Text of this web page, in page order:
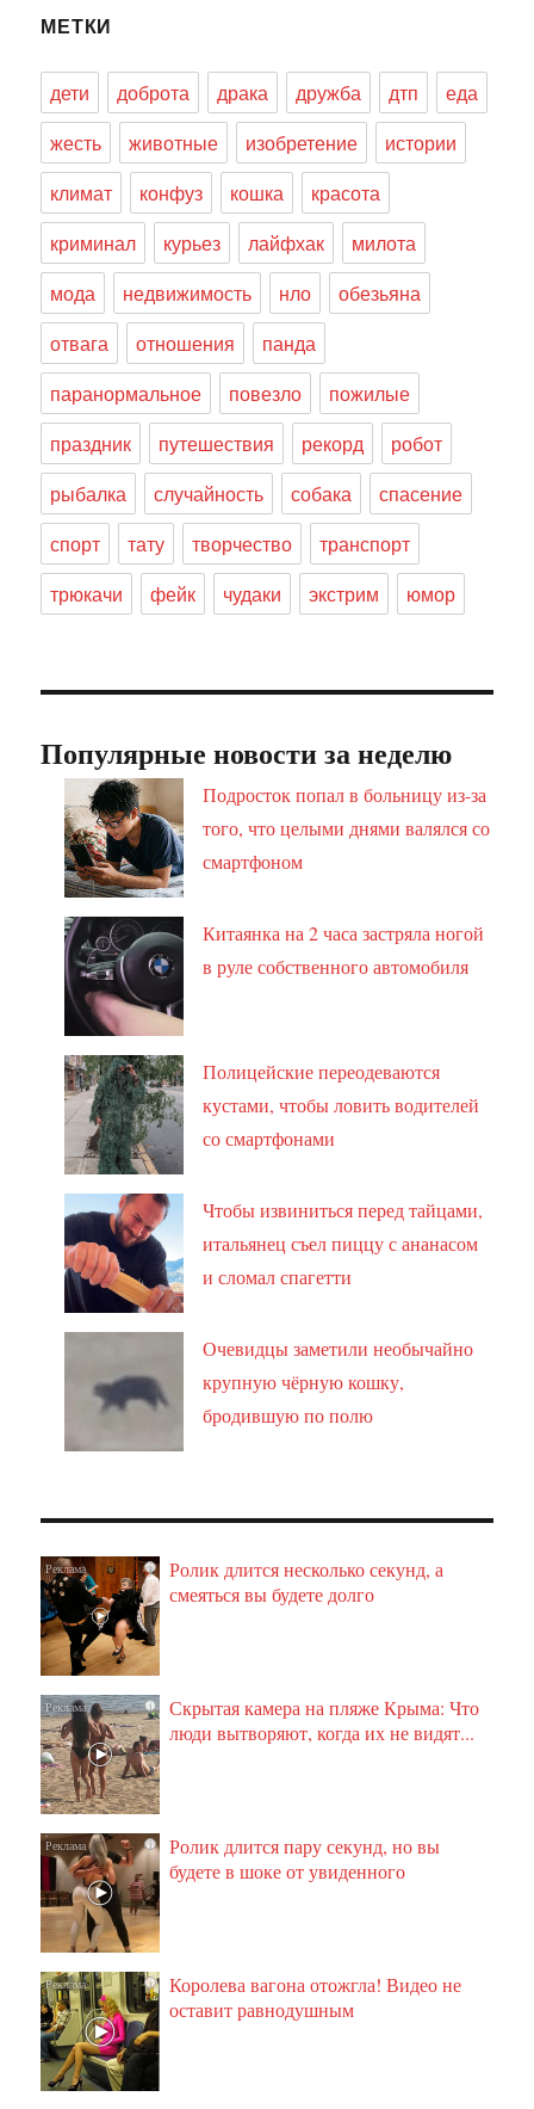
МЕТКИ
дети доброта драка дружба дтп
еда
жесть
животные изобретение
истории
климат
конфуз кошка
красота
криминал
курьез лайфхак
милота
мода
недвижимость нло
обезьяна
отвага
отношения
панда
паранормальное
повезло
пожилые
праздник
путешествия рекорд
робот
рыбалка
случайность собака
спасение
спорт
тату творчество
транспорт
трюкачи
фейк чудаки экстрим юмор
Популярные новости за неделю
Подросток попал в больницу из-за
того, что целыми днями валялся со
смартфоном
Китаянка на 2 часа застряла ногой
в руле собственного автомобиля
Полицейские переодеваются
кустами, чтобы ловить водителей
со смартфонами
Чтобы извиниться перед тайцами,
итальянец съел пиццу с ананасом
и сломал спагетти
Очевидцы заметили необычайно
крупную чёрную кошку,
бродившую по полю
i
Ролик длится несколько секунд, а
смеяться вы будете долго
i
Скрытая камера на пляже Крыма: Что
люди вытворяют, когда их не видят...
i
Ролик длится пару секунд, но вы
будете в шоке от увиденного
i
Королева вагона отожгла! Видео не
оставит равнодушным